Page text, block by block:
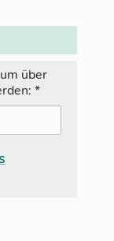
über
*